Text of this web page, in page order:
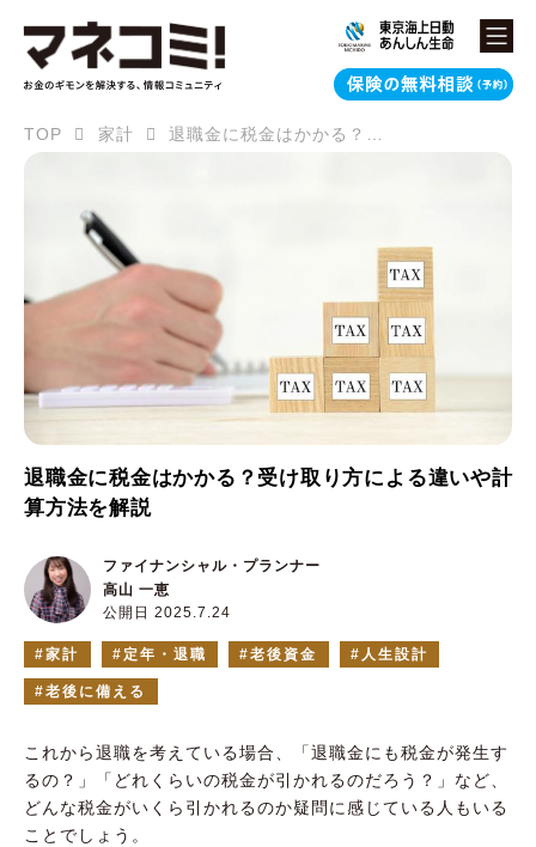
TOP 家計 退職金に税金はかかる？受け取り方による違いや計算方法を解説
退職金に税金はかかる？受け取り方による違いや計
算方法を解説
公開日 2025.7.24
ファイナンシャル・プランナー
高山 一恵
家計 定年・退職 老後資金 人生設計
老後に備える
これから退職を考えている場合、「退職金にも税金が発生す
るの？」「どれくらいの税金が引かれるのだろう？」など、
どんな税金がいくら引かれるのか疑問に感じている人もいる
ことでしょう。